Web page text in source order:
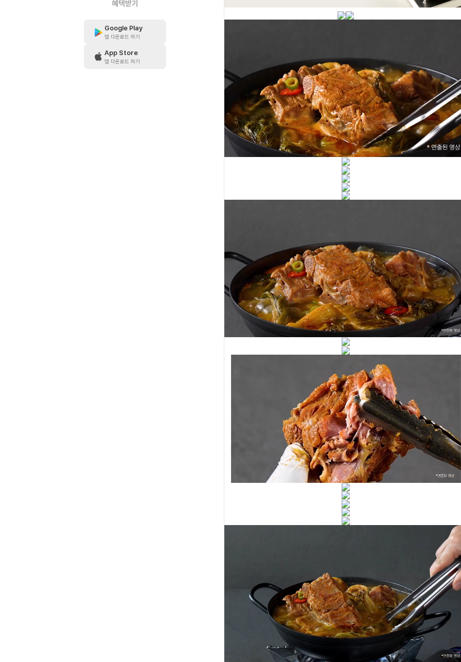
혜택받기
Google Play
앱 다운로드 하기
App Store
앱 다운로드 하기